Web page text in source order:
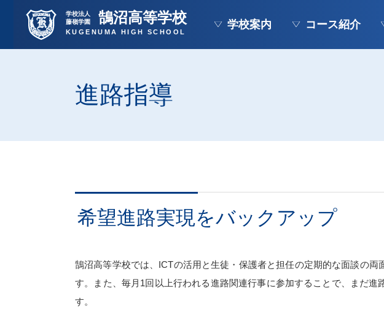
学校法人
藤嶺学園
鵠沼高等学校
KUGENUMA HIGH SCHOOL
学校案内 コース紹介
進路指導
希望進路実現をバックアップ
鵠沼高等学校では、ICTの活用と生徒・保護者と担任の定期的な面談の
す。また、毎月1回以上行われる進路関連行事に参加することで、まだ
す。